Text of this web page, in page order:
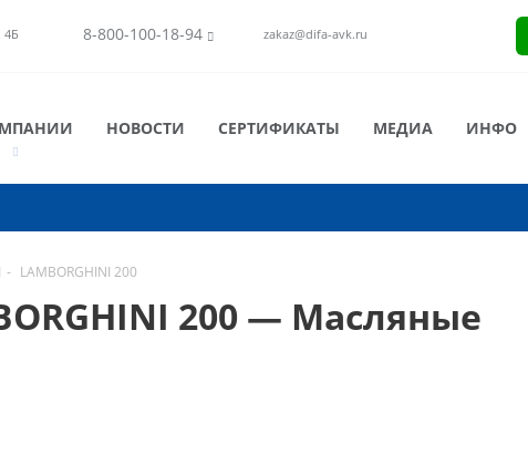
4Б 8-800-100-18-94 zakaz@difa-avk.ru
НОВОСТИ СЕРТИФИКАТЫ МЕДИА ИНФО
- LAMBORGHINI 200
200 — Масляные